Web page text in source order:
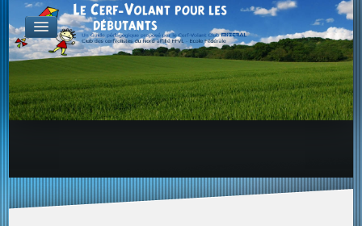
FABRICATION
Exemple d'atelier & de projets
Familles de Cerf-Volant
ENVOL & PILOTAGE
Envol & Aérologie